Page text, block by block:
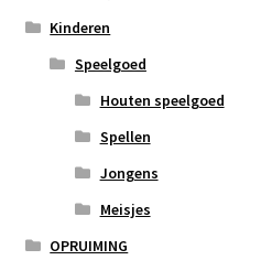
Kinderen
Speelgoed
Houten speelgoed
Spellen
Jongens
Meisjes
OPRUIMING